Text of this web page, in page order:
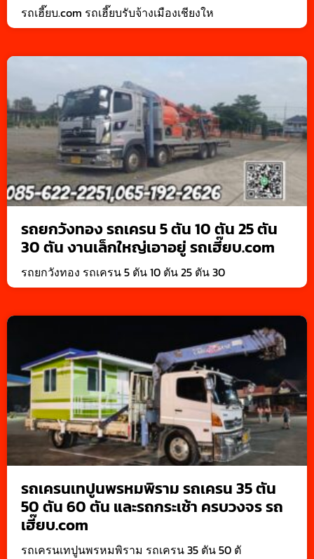
รถเฮี๊ยบ.com รถเฮี๊ยบรับจ้างเมืองเชียงให
รถยกวังทอง รถเครน 5 ตัน 10 ตัน 25 ตัน
30 ตัน งานเล็กใหญ่เอาอยู่ รถเฮี๊ยบ.com
รถยกวังทอง รถเครน 5 ตัน 10 ตัน 25 ตัน 30
รถเครนเทปูนพรหมพิราม รถเครน 35 ตัน
50 ตัน 60 ตัน และรถกระเช้า ครบวงจร รถ
เฮี๊ยบ.com
รถเครนเทปูนพรหมพิราม รถเครน 35 ตัน 50 ตั